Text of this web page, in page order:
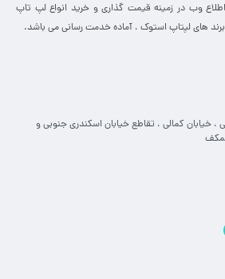
وب در زمینه قیمت گذاری و خرید انواع لپ تاپ
های لپتاپ استوک ، آماده خدمت رسانی می باشد.
، خیابان کمالی ، تقاطع خیابان اسکندری جنوبی و